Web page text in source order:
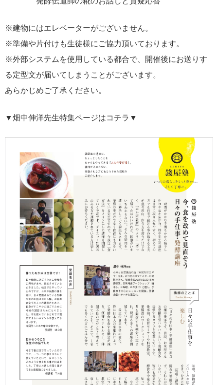
※建物にはエレベーターがございません。
※準備や片付けも生徒様にご協力頂いております。
※外部システムを使用している都合で、開催後にお送りす
る定型文が届いてしまうことがございます。
あらかじめご了承ください。
▼畑中伸洋先生特集ページはコチラ▼